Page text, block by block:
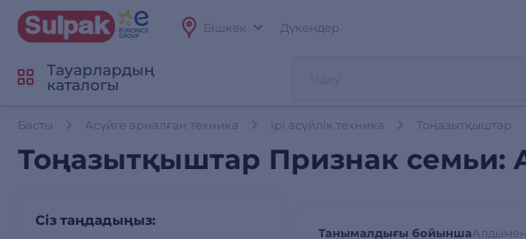
Бішкек Дүкендер
Тауарлардың
каталогы
Басты Асүйге арналған техника Ірі асүйлік техника Тоңазытқыштар
Тоңазытқыштар Признак семьи:
Сіз таңдадыңыз:
Танымалдығы бойынша